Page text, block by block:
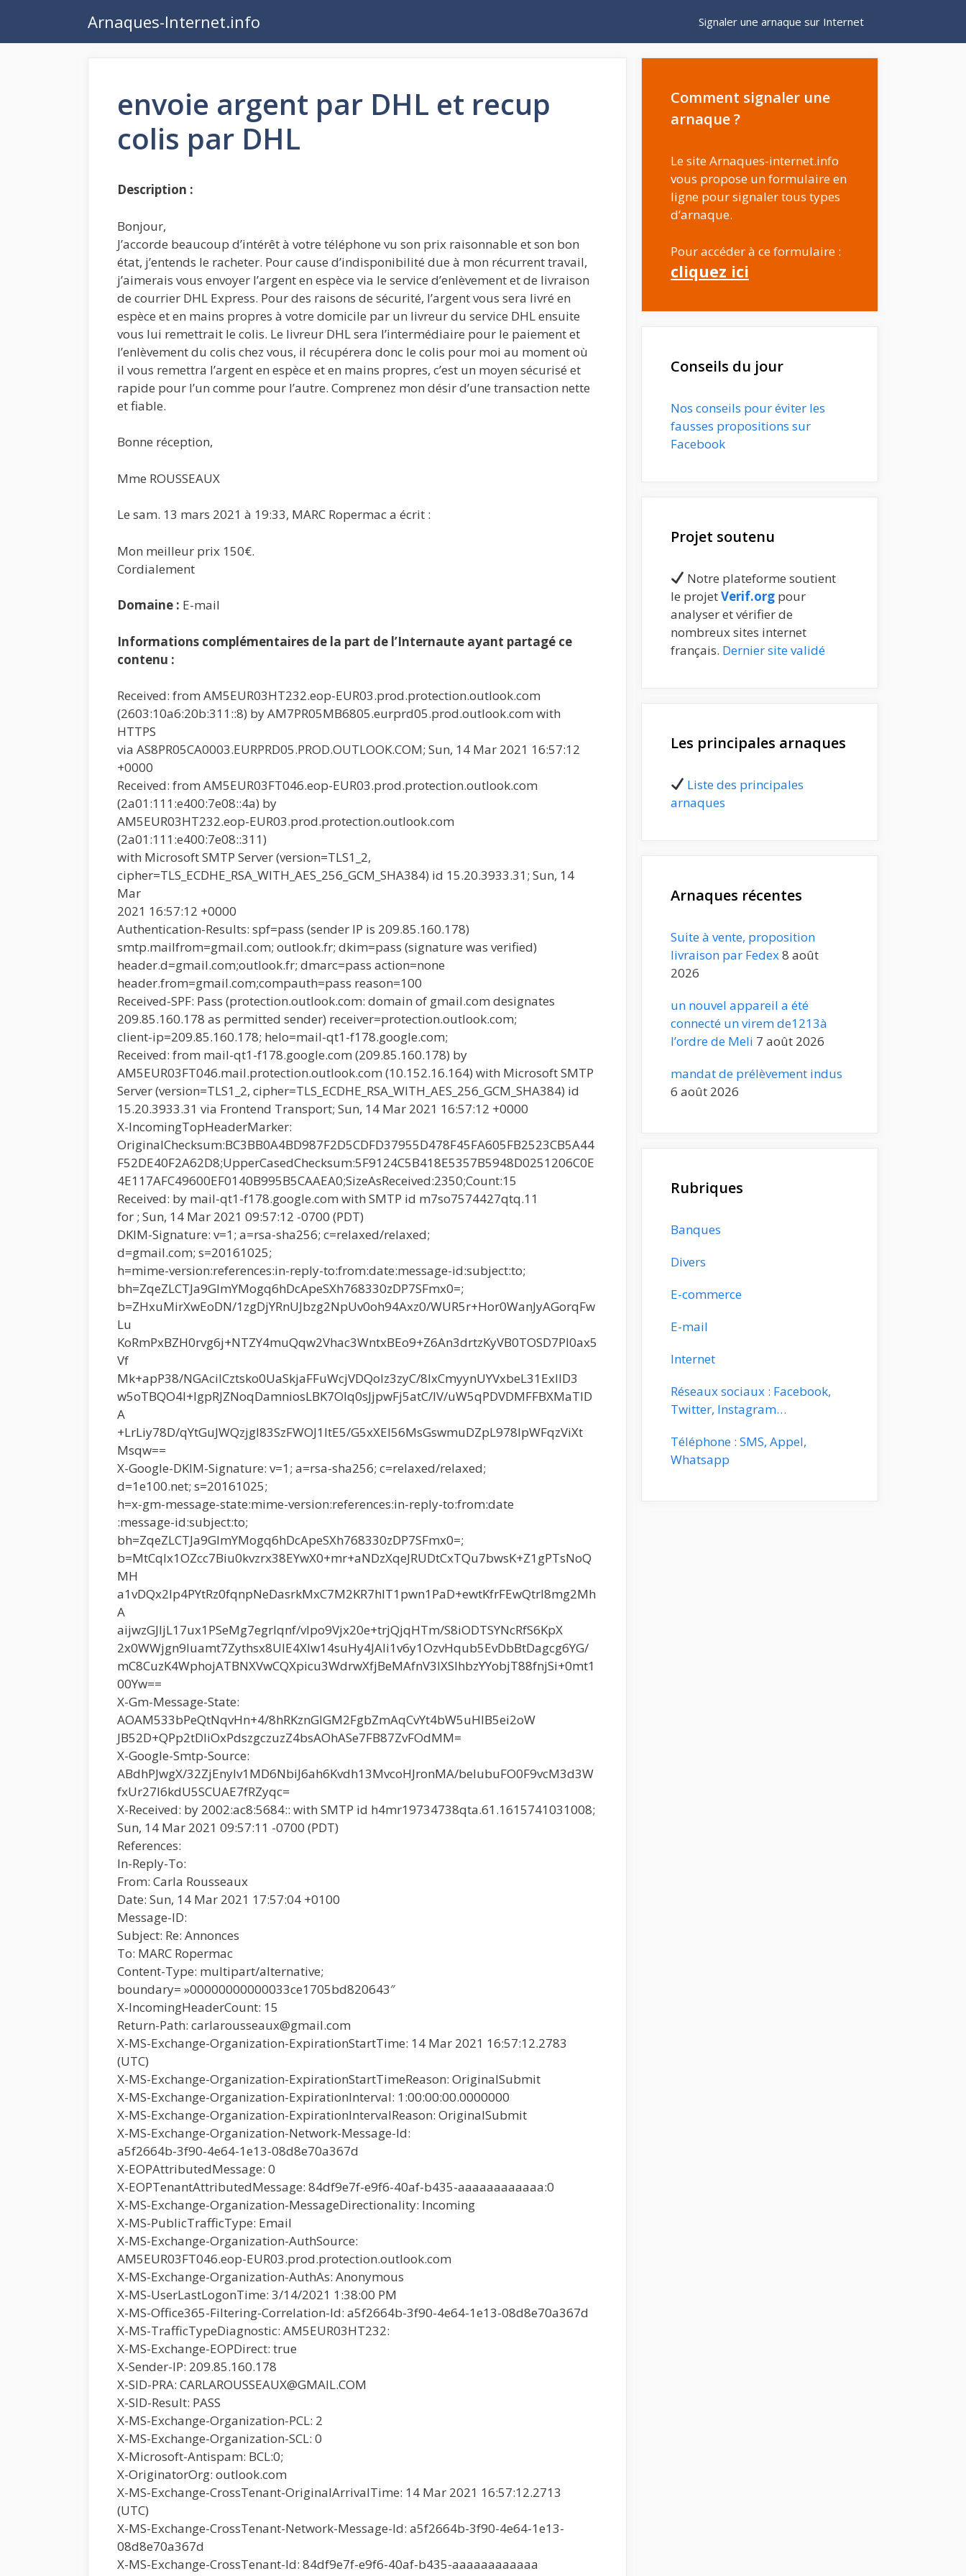
contenu
Arnaques-Internet.info Signaler une arnaque sur Internet
envoie argent par DHL et recup
colis par DHL
Description :
Bonjour,
J’accorde beaucoup d’intérêt à votre téléphone vu son prix raisonnable et son bon
état, j’entends le racheter. Pour cause d’indisponibilité due à mon récurrent travail,
j’aimerais vous envoyer l’argent en espèce via le service d’enlèvement et de livraison
de courrier DHL Express. Pour des raisons de sécurité, l’argent vous sera livré en
espèce et en mains propres à votre domicile par un livreur du service DHL ensuite
vous lui remettrait le colis. Le livreur DHL sera l’intermédiaire pour le paiement et
l’enlèvement du colis chez vous, il récupérera donc le colis pour moi au moment où
il vous remettra l’argent en espèce et en mains propres, c’est un moyen sécurisé et
rapide pour l’un comme pour l’autre. Comprenez mon désir d’une transaction nette
et fiable.
Bonne réception,
Mme ROUSSEAUX
Le sam. 13 mars 2021 à 19:33, MARC Ropermac a écrit :
Mon meilleur prix 150€.
Cordialement
Domaine : E-mail
Informations complémentaires de la part de l’Internaute ayant partagé ce
contenu :
Received: from AM5EUR03HT232.eop-EUR03.prod.protection.outlook.com
(2603:10a6:20b:311::8) by AM7PR05MB6805.eurprd05.prod.outlook.com with
HTTPS
via AS8PR05CA0003.EURPRD05.PROD.OUTLOOK.COM; Sun, 14 Mar 2021 16:57:12
+0000
Received: from AM5EUR03FT046.eop-EUR03.prod.protection.outlook.com
(2a01:111:e400:7e08::4a) by
AM5EUR03HT232.eop-EUR03.prod.protection.outlook.com
(2a01:111:e400:7e08::311)
with Microsoft SMTP Server (version=TLS1_2,
cipher=TLS_ECDHE_RSA_WITH_AES_256_GCM_SHA384) id 15.20.3933.31; Sun, 14
Mar
2021 16:57:12 +0000
Authentication-Results: spf=pass (sender IP is 209.85.160.178)
smtp.mailfrom=gmail.com; outlook.fr; dkim=pass (signature was verified)
header.d=gmail.com;outlook.fr; dmarc=pass action=none
header.from=gmail.com;compauth=pass reason=100
Received-SPF: Pass (protection.outlook.com: domain of gmail.com designates
209.85.160.178 as permitted sender) receiver=protection.outlook.com;
client-ip=209.85.160.178; helo=mail-qt1-f178.google.com;
Received: from mail-qt1-f178.google.com (209.85.160.178) by
AM5EUR03FT046.mail.protection.outlook.com (10.152.16.164) with Microsoft SMTP
Server (version=TLS1_2, cipher=TLS_ECDHE_RSA_WITH_AES_256_GCM_SHA384) id
15.20.3933.31 via Frontend Transport; Sun, 14 Mar 2021 16:57:12 +0000
X-IncomingTopHeaderMarker:
OriginalChecksum:BC3BB0A4BD987F2D5CDFD37955D478F45FA605FB2523CB5A44
F52DE40F2A62D8;UpperCasedChecksum:5F9124C5B418E5357B5948D0251206C0E
4E117AFC49600EF0140B995B5CAAEA0;SizeAsReceived:2350;Count:15
Received: by mail-qt1-f178.google.com with SMTP id m7so7574427qtq.11
for ; Sun, 14 Mar 2021 09:57:12 -0700 (PDT)
DKIM-Signature: v=1; a=rsa-sha256; c=relaxed/relaxed;
d=gmail.com; s=20161025;
h=mime-version:references:in-reply-to:from:date:message-id:subject:to;
bh=ZqeZLCTJa9GImYMogq6hDcApeSXh768330zDP7SFmx0=;
b=ZHxuMirXwEoDN/1zgDjYRnUJbzg2NpUv0oh94Axz0/WUR5r+Hor0WanJyAGorqFw
Lu
KoRmPxBZH0rvg6j+NTZY4muQqw2Vhac3WntxBEo9+Z6An3drtzKyVB0TOSD7Pl0ax5
Vf
Mk+apP38/NGAcilCztsko0UaSkjaFFuWcjVDQolz3zyC/8lxCmyynUYVxbeL31ExllD3
w5oTBQO4l+IgpRJZNoqDamniosLBK7Olq0sJjpwFj5atC/lV/uW5qPDVDMFFBXMaTlD
A
+LrLiy78D/qYtGuJWQzjgl83SzFWOJ1ltE5/G5xXEI56MsGswmuDZpL978IpWFqzViXt
Msqw==
X-Google-DKIM-Signature: v=1; a=rsa-sha256; c=relaxed/relaxed;
d=1e100.net; s=20161025;
h=x-gm-message-state:mime-version:references:in-reply-to:from:date
:message-id:subject:to;
bh=ZqeZLCTJa9GImYMogq6hDcApeSXh768330zDP7SFmx0=;
b=MtCqIx1OZcc7Biu0kvzrx38EYwX0+mr+aNDzXqeJRUDtCxTQu7bwsK+Z1gPTsNoQ
MH
a1vDQx2Ip4PYtRz0fqnpNeDasrkMxC7M2KR7hIT1pwn1PaD+ewtKfrFEwQtrl8mg2Mh
A
aijwzGJIjL17ux1PSeMg7egrIqnf/vIpo9Vjx20e+trjQjqHTm/S8iODTSYNcRfS6KpX
2x0WWjgn9Iuamt7Zythsx8UlE4Xlw14suHy4JAli1v6y1OzvHqub5EvDbBtDagcg6YG/
mC8CuzK4WphojATBNXVwCQXpicu3WdrwXfjBeMAfnV3IXSlhbzYYobjT88fnjSi+0mt1
00Yw==
X-Gm-Message-State:
AOAM533bPeQtNqvHn+4/8hRKznGIGM2FgbZmAqCvYt4bW5uHIB5ei2oW
JB52D+QPp2tDIiOxPdszgczuzZ4bsAOhASe7FB87ZvFOdMM=
X-Google-Smtp-Source:
ABdhPJwgX/32ZjEnyIv1MD6NbiJ6ah6Kvdh13MvcoHJronMA/belubuFO0F9vcM3d3W
fxUr27l6kdU5SCUAE7fRZyqc=
X-Received: by 2002:ac8:5684:: with SMTP id h4mr19734738qta.61.1615741031008;
Sun, 14 Mar 2021 09:57:11 -0700 (PDT)
References:
In-Reply-To:
From: Carla Rousseaux
Date: Sun, 14 Mar 2021 17:57:04 +0100
Message-ID:
Subject: Re: Annonces
To: MARC Ropermac
Content-Type: multipart/alternative;
boundary= »00000000000033ce1705bd820643″
X-IncomingHeaderCount: 15
Return-Path: carlarousseaux@gmail.com
X-MS-Exchange-Organization-ExpirationStartTime: 14 Mar 2021 16:57:12.2783
(UTC)
X-MS-Exchange-Organization-ExpirationStartTimeReason: OriginalSubmit
X-MS-Exchange-Organization-ExpirationInterval: 1:00:00:00.0000000
X-MS-Exchange-Organization-ExpirationIntervalReason: OriginalSubmit
X-MS-Exchange-Organization-Network-Message-Id:
a5f2664b-3f90-4e64-1e13-08d8e70a367d
X-EOPAttributedMessage: 0
X-EOPTenantAttributedMessage: 84df9e7f-e9f6-40af-b435-aaaaaaaaaaaa:0
X-MS-Exchange-Organization-MessageDirectionality: Incoming
X-MS-PublicTrafficType: Email
X-MS-Exchange-Organization-AuthSource:
AM5EUR03FT046.eop-EUR03.prod.protection.outlook.com
X-MS-Exchange-Organization-AuthAs: Anonymous
X-MS-UserLastLogonTime: 3/14/2021 1:38:00 PM
X-MS-Office365-Filtering-Correlation-Id: a5f2664b-3f90-4e64-1e13-08d8e70a367d
X-MS-TrafficTypeDiagnostic: AM5EUR03HT232:
X-MS-Exchange-EOPDirect: true
X-Sender-IP: 209.85.160.178
X-SID-PRA: CARLAROUSSEAUX@GMAIL.COM
X-SID-Result: PASS
X-MS-Exchange-Organization-PCL: 2
X-MS-Exchange-Organization-SCL: 0
X-Microsoft-Antispam: BCL:0;
X-OriginatorOrg: outlook.com
X-MS-Exchange-CrossTenant-OriginalArrivalTime: 14 Mar 2021 16:57:12.2713
(UTC)
X-MS-Exchange-CrossTenant-Network-Message-Id: a5f2664b-3f90-4e64-1e13-
08d8e70a367d
X-MS-Exchange-CrossTenant-Id: 84df9e7f-e9f6-40af-b435-aaaaaaaaaaaa
Comment signaler une
arnaque ?
Le site Arnaques-internet.info
vous propose un formulaire en
ligne pour signaler tous types
d’arnaque.
Pour accéder à ce formulaire :
cliquez ici
Conseils du jour
Nos conseils pour éviter les
fausses propositions sur
Facebook
Projet soutenu
Notre plateforme soutient
le projetVerif.org pour
analyser et vérifier de
nombreux sites internet
français. Dernier site validé
Les principales arnaques
Liste des principales
arnaques
Arnaques récentes
Suite à vente, proposition
livraison par Fedex8 août
2026
un nouvel appareil a été
connecté un virem de1213à
l’ordre de Meli 7 août 2026
mandat de prélèvement indus
6 août 2026
Rubriques
Banques
Divers
E-commerce
E-mail
Internet
Réseaux sociaux : Facebook,
Twitter, Instagram…
Téléphone : SMS, Appel,
Whatsapp